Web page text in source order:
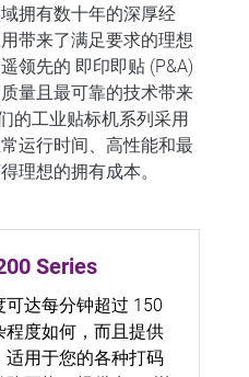
拥有数十年的深厚经
带来了满足要求的理想
领先的 即印即贴 (P&A)
量且最可靠的技术带来
的工业贴标机系列采用
运行时间、高性能和最
理想的拥有成本。
Series
达每分钟超过 150
度如何，而且提供
用于您的各种打码